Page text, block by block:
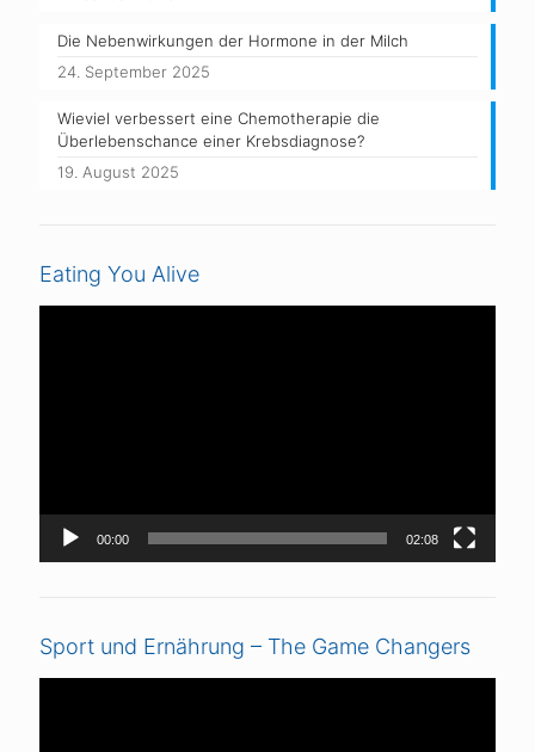
Die Nebenwirkungen der Hormone in der Milch
24. September 2025
Wieviel verbessert eine Chemotherapie die
Überlebenschance einer Krebsdiagnose?
19. August 2025
Eating You Alive
00:00 02:08
Sport und Ernährung – The Game Changers